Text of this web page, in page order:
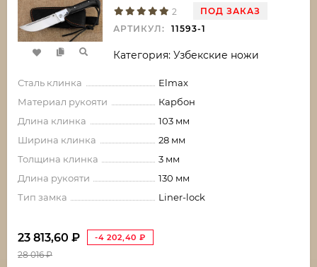
2
ПОД ЗАКАЗ
АРТИКУЛ:
11593-1
Категория: Узбекские ножи
Сталь клинка
Elmax
Материал рукояти
Карбон
Длина клинка
103 мм
Ширина клинка
28 мм
Толщина клинка
3 мм
Длина рукояти
130 мм
Тип замка
Liner-lock
23 813,60 ₽ -4 202,40 ₽
28 016₽